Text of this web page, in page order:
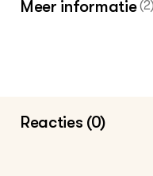
Meer informatie (2)
Reacties (0)